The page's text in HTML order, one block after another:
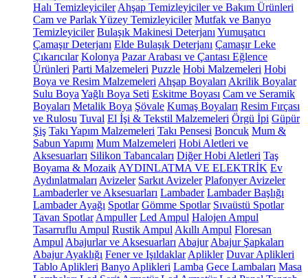
Halı Temizleyiciler Ahşap Temizleyiciler ve Bakım Ürünleri
Cam ve Parlak Yüzey Temizleyiciler Mutfak ve Banyo
Temizleyiciler Bulaşık Makinesi Deterjanı Yumuşatıcı
Çamaşır Deterjanı Elde Bulaşık Deterjanı Çamaşır Leke
Çıkarıcılar Kolonya Pazar Arabası ve Çantası Eğlence
Ürünleri Parti Malzemeleri Puzzle Hobi Malzemeleri Hobi
Boya ve Resim Malzemeleri Ahşap Boyaları Akrilik Boyalar
Sulu Boya Yağlı Boya Seti Eskitme Boyası Cam ve Seramik
Boyaları Metalik Boya Şövale Kumaş Boyaları Resim Fırçası
ve Rulosu Tuval El İşi & Tekstil Malzemeleri Örgü İpi Güpür
Şiş Takı Yapım Malzemeleri Takı Pensesi Boncuk Mum &
Sabun Yapımı Mum Malzemeleri Hobi Aletleri ve
Aksesuarları Silikon Tabancaları Diğer Hobi Aletleri Taş
Boyama & Mozaik AYDINLATMA VE ELEKTRİK Ev
Aydınlatmaları Avizeler Sarkıt Avizeler Plafonyer Avizeler
Lambaderler ve Aksesuarları Lambader Lambader Başlığı
Lambader Ayağı Spotlar Gömme Spotlar Sıvaüstü Spotlar
Tavan Spotlar Ampuller Led Ampul Halojen Ampul
Tasarruflu Ampul Rustik Ampul Akıllı Ampul Floresan
Ampul Abajurlar ve Aksesuarları Abajur Abajur Şapkaları
Abajur Ayaklığı Fener ve Işıldaklar Aplikler Duvar Aplikleri
Tablo Aplikleri Banyo Aplikleri Lamba Gece Lambaları Masa